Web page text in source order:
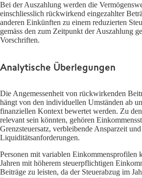
Bei der Auszahlung werden die
einschliesslich rückwirkend eingezahlter
anderen Einkünften zu einem reduzierten
gemäss den zum Zeitpunkt der Auszahlung
Vorschriften.
Analytische Überlegungen
Die Angemessenheit von rückwirkenden
hängt von den individuellen Umständen ab
finanziellen Kontext bewertet werden. Zu
relevant sein könnten, gehören
Grenzsteuersatz, verbleibende Ansparzeit und
Liquiditätsanforderungen.
Personen mit variablen Einkommensprofilen
Jahren mit höherem steuerpflichtigen
Beiträge zu leisten, da der Steuerabzug im